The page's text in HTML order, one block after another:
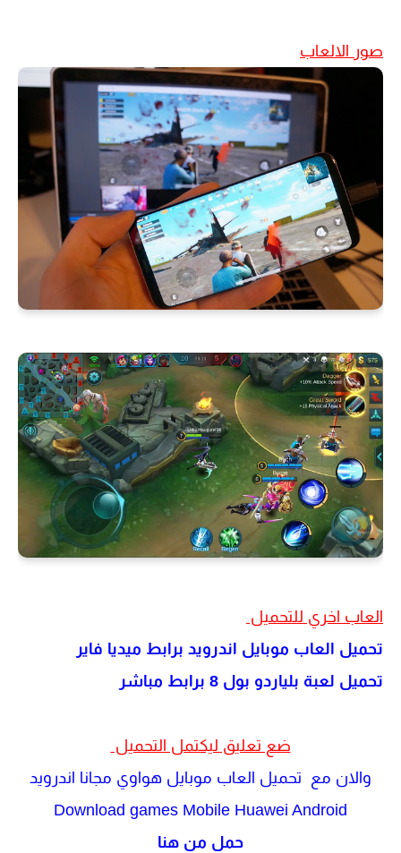
صور الالعاب
العاب اخري للتحميل
تحميل العاب موبايل اندرويد برابط ميديا فاير
تحميل لعبة بلياردو بول 8 برابط مباشر
ضع تعليق ليكتمل التحميل
والان مع تحميل العاب موبايل هواوي مجانا اندرويد
Download games Mobile Huawei Android
حمل من هنا